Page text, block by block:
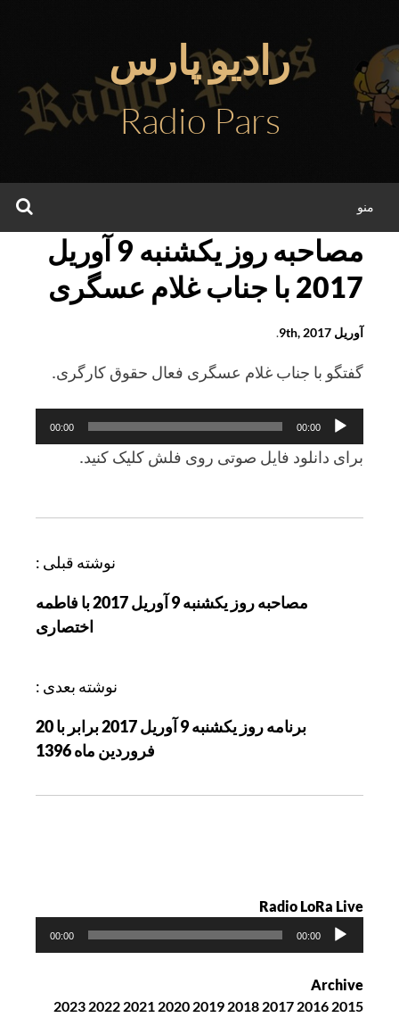
محتوا
رادیو پارس
Radio Pars
منو
مصاحبه روز يکشنبه 9 آوريل
2017 با جناب غلام عسگری
آوریل 9th, 2017 .
گفتگو با جناب غلام عسگری فعال حقوق کارگری.
پخش‌کننده
صوت
00:00
00:00
برای دانلود فايل صوتی روی فلش کليک کنيد.
ه
نوشته قبلی :
مصاحبه روز يکشنبه 9 آوريل 2017 با فاطمه
اختصاری
نوشته بعدی :
برنامه روز يکشنبه 9 آوريل 2017 برابر با 20
فروردين ماه 1396
Radio LoRa Live
ک
ن
00:00
00:00
Archive
2015
2016
2017
2018
2019
2020
2021
2022
2023